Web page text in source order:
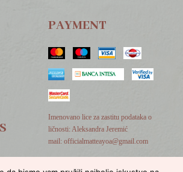
PAYMENT
Imenovano lice za zastitu podataka o
ličnosti: Aleksandra Jeremić
mail: officialmatteayoa@gmail.com